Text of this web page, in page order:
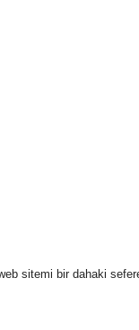
sitemi bir dahaki